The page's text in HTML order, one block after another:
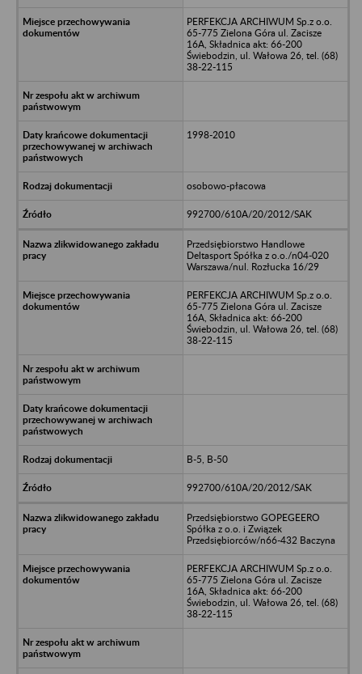
PERFEKCJA ARCHIWUM Sp.z o.o.
65-775 Zielona Góra ul. Zacisze
16A, Składnica akt: 66-200
Świebodzin, ul. Wałowa 26, tel. (68)
38-22-115
1998-2010
osobowo-płacowa
992700/610A/20/2012/SAK
Przedsiębiorstwo Handlowe
Deltasport Spółka z o.o./n04-020
Warszawa/nul. Rozłucka 16/29
PERFEKCJA ARCHIWUM Sp.z o.o.
65-775 Zielona Góra ul. Zacisze
16A, Składnica akt: 66-200
Świebodzin, ul. Wałowa 26, tel. (68)
38-22-115
B-5, B-50
992700/610A/20/2012/SAK
Przedsiębiorstwo GOPEGEERO
Spółka z o.o. i Związek
Przedsiębiorców/n66-432 Baczyna
PERFEKCJA ARCHIWUM Sp.z o.o.
65-775 Zielona Góra ul. Zacisze
16A, Składnica akt: 66-200
Świebodzin, ul. Wałowa 26, tel. (68)
38-22-115